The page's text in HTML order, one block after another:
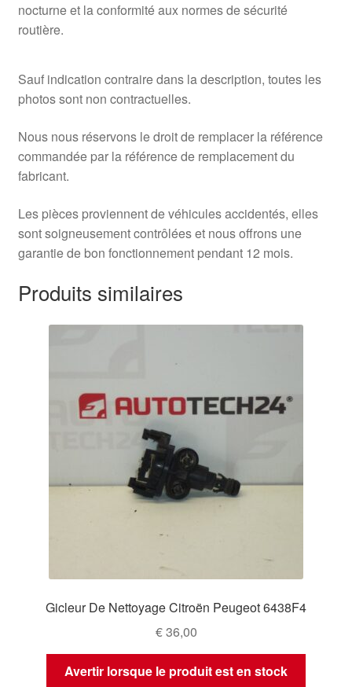
nocturne et la conformité aux normes de sécurité
routière.
Sauf indication contraire dans la description, toutes les
photos sont non contractuelles.
Nous nous réservons le droit de remplacer la référence
commandée par la référence de remplacement du
fabricant.
Les pièces proviennent de véhicules accidentés, elles
sont soigneusement contrôlées et nous offrons une
garantie de bon fonctionnement pendant 12 mois.
Produits similaires
Gicleur De Nettoyage Citroën Peugeot 6438F4
€36,00
Avertir lorsque le produit est en stock